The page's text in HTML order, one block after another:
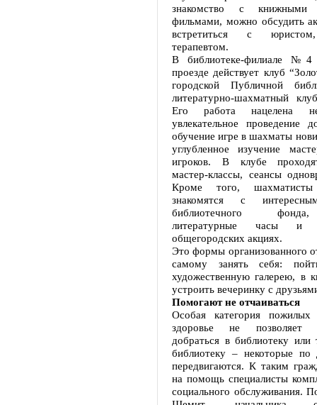
знакомство с
фильмами, можно обсудить
встретиться с
терапевтом.
В библиотеке-филиале
проезде действует клуб
городской Публичной
литературно-шахматный
Его работа нацелена
увлекательное проведение
обучение игре в шахматы
углубленное изучение
игроков. В клубе
мастер-классы, сеансы
Кроме того, шахматисты
знакомятся с
библиотечного
литературные часы и
общегородских акциях.
Это формы организованного
самому занять себя:
художественную галерею, в
устроить вечеринку с
Помогают не отчаиваться
Особая категория
здоровье не позволяет
добраться в библиотеку
библиотеку – некоторые
передвигаются. К таким
на помощь специалисты
социального обслуживания.